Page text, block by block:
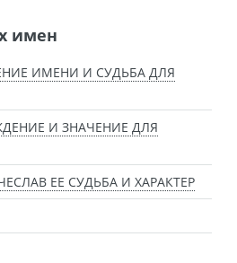
имен
ИМЕНИ И СУДЬБА ДЛЯ
И ЗНАЧЕНИЕ ДЛЯ
ЕЕ СУДЬБА И ХАРАКТЕР